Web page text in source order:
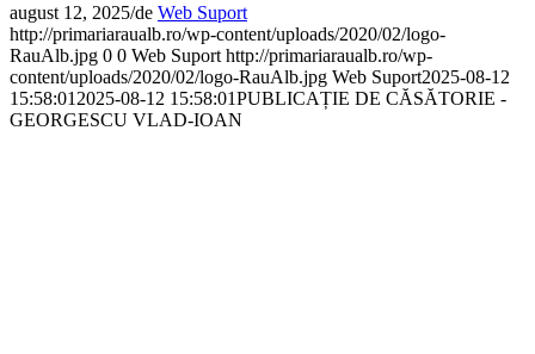
august 12, 2025/de Web Suport
http://primariaraualb.ro/wp-content/uploads/2020/02/logo-
RauAlb.jpg 0 0 Web Suport http://primariaraualb.ro/wp-
content/uploads/2020/02/logo-RauAlb.jpg Web Suport2025-08-12
15:58:01 2025-08-12 15:58:01PUBLICAȚIE DE CĂSĂTORIE -
GEORGESCU VLAD-IOAN